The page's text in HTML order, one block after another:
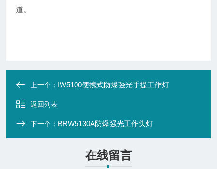
道。
上一个： IW5100便携式防爆强光手提工作灯
返回列表
下一个： BRW5130A防爆强光工作头灯
在线留言